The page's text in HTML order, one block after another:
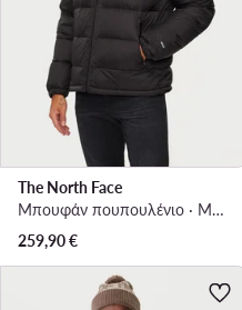
The North Face
Μπουφάν πουπουλένιο · Μαύρο
259,90€